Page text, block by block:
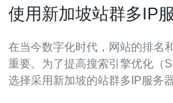
使用新加坡站群多IP
在当今数字化时代，网站的排名
重要。为了提高搜索引擎优化（
选择采用新加坡的站群多IP服务